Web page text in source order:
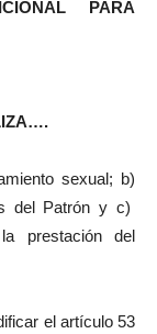
PARA
sexual; b)
del Patrón y c)
prestación del
el artículo 53